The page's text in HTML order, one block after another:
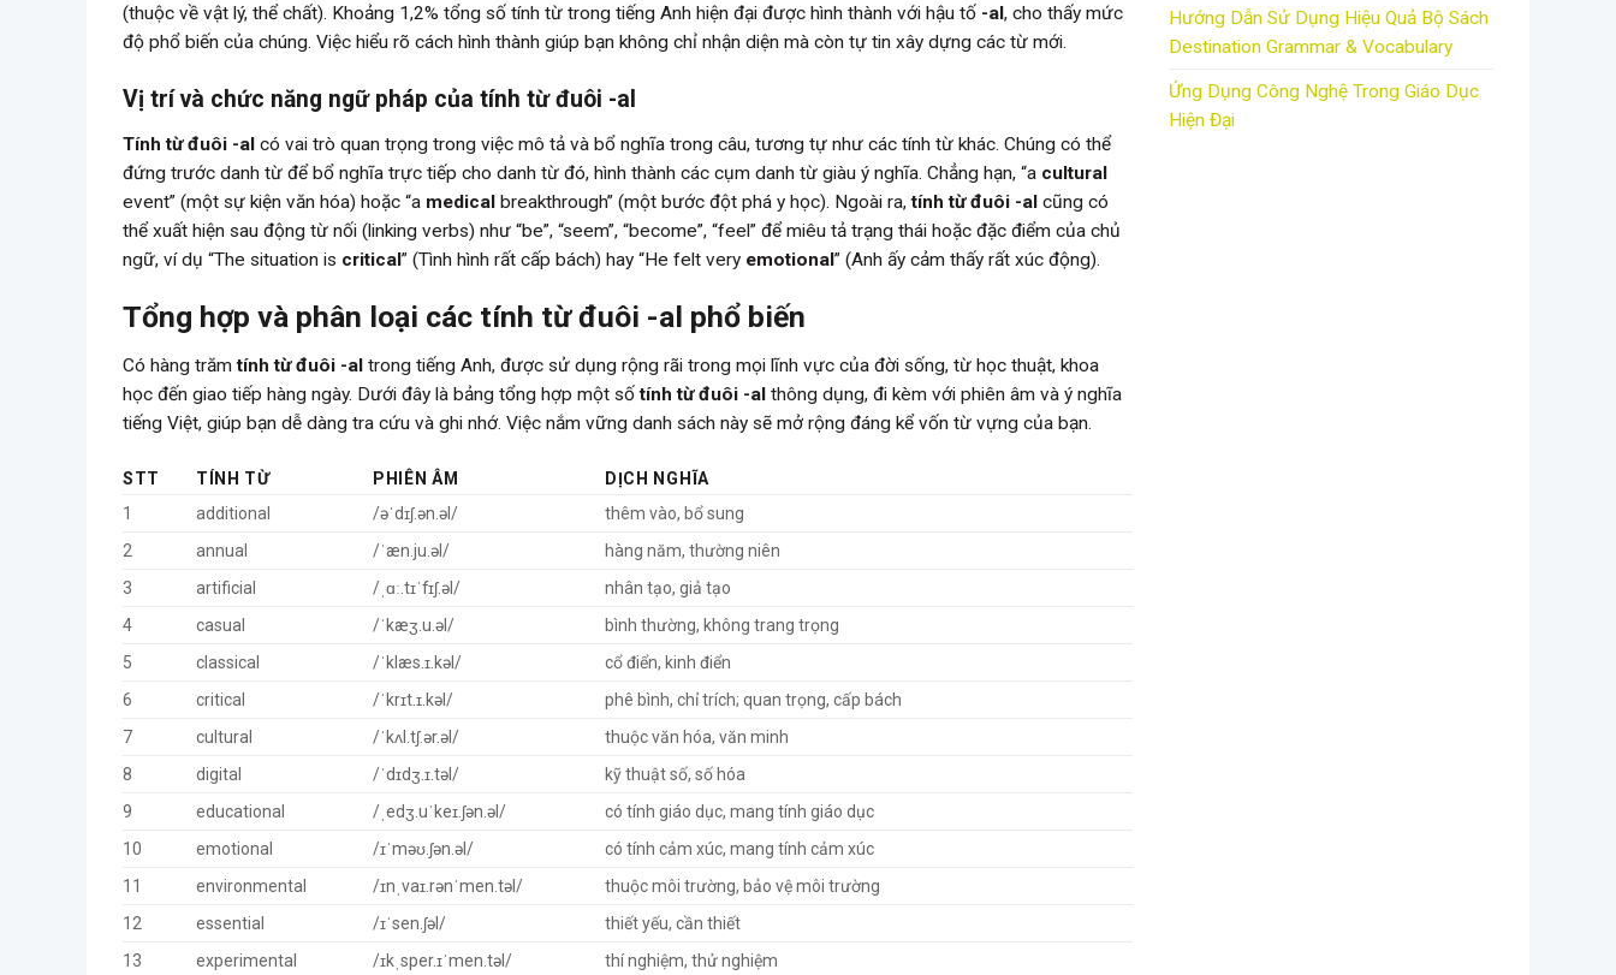
(thuộc về vật lý, thể chất). Khoảng 1,2% tổng số tính từ trong tiếng Anh hiện đại được hình thành với hậu tố -al, cho thấy mức
độ phổ biến của chúng. Việc hiểu rõ cách hình thành giúp bạn không chỉ nhận diện mà còn tự tin xây dựng các từ mới.
Vị trí và chức năng ngữ pháp của tính từ đuôi -al
Tính từ đuôi -al có vai trò quan trọng trong việc mô tả và bổ nghĩa trong câu, tương tự như các tính từ khác. Chúng có thể
đứng trước danh từ để bổ nghĩa trực tiếp cho danh từ đó, hình thành các cụm danh từ giàu ý nghĩa. Chẳng hạn, “a cultural
event” (một sự kiện văn hóa) hoặc “a medical breakthrough” (một bước đột phá y học). Ngoài ra,tính từ đuôi -al cũng có
thể xuất hiện sau động từ nối (linking verbs) như “be”, “seem”, “become”, “feel” để miêu tả trạng thái hoặc đặc điểm của chủ
ngữ, ví dụ “The situation is critical” (Tình hình rất cấp bách) hay “He felt very emotional” (Anh ấy cảm thấy rất xúc động).
Tổng hợp và phân loại các tính từ đuôi -al phổ biến
Có hàng trămtính từ đuôi -al trong tiếng Anh, được sử dụng rộng rãi trong mọi lĩnh vực của đời sống, từ học thuật, khoa
học đến giao tiếp hàng ngày. Dưới đây là bảng tổng hợp một sốtính từ đuôi -al thông dụng, đi kèm với phiên âm và ý nghĩa
tiếng Việt, giúp bạn dễ dàng tra cứu và ghi nhớ. Việc nắm vững danh sách này sẽ mở rộng đáng kể vốn từ vựng của bạn.
STT TÍNH TỪ PHIÊN ÂM
DỊCH NGHĨA
1
additional /əˈdɪʃ.ən.əl/
thêm vào, bổ sung
2
annual /ˈæn.ju.əl/
hàng năm, thường niên
3
artificial /ˌɑː.tɪˈfɪʃ.əl/
nhân tạo, giả tạo
4
casual /ˈkæʒ.u.əl/
bình thường, không trang trọng
5
classical /ˈklæs.ɪ.kəl/
cổ điển, kinh điển
6
critical /ˈkrɪt.ɪ.kəl/
phê bình, chỉ trích; quan trọng, cấp bách
7
cultural /ˈkʌl.tʃ.ər.əl/
thuộc văn hóa, văn minh
8
digital /ˈdɪdʒ.ɪ.təl/
kỹ thuật số, số hóa
9
educational /ˌedʒ.uˈkeɪ.ʃən.əl/
có tính giáo dục, mang tính giáo dục
10
emotional /ɪˈməʊ.ʃən.əl/
có tính cảm xúc, mang tính cảm xúc
11
environmental /ɪnˌvaɪ.rənˈmen.təl/
thuộc môi trường, bảo vệ môi trường
12
essential /ɪˈsen.ʃəl/
thiết yếu, cần thiết
13
experimental /ɪkˌsper.ɪˈmen.təl/
thí nghiệm, thử nghiệm
Hướng Dẫn Sử Dụng Hiệu Quả Bộ Sách
Destination Grammar & Vocabulary
Ứng Dụng Công Nghệ Trong Giáo Dục
Hiện Đại